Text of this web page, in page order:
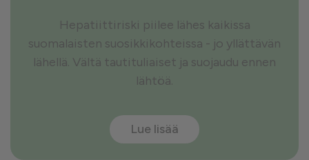
Hepatiittiriski piilee lähes kaikissa
suomalaisten suosikkikohteissa - jo yllättävän
lähellä. Vältä tautituliaiset ja suojaudu ennen
lähtöä.
Lue lisää